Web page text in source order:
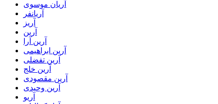
آریان موسوی
آریانفر
آریز
آرین
آرین آرا
آرین ابراهیمی
آرین تفضلی
آرین خلج
آرین مقصودی
آرین وحیدی
آریو